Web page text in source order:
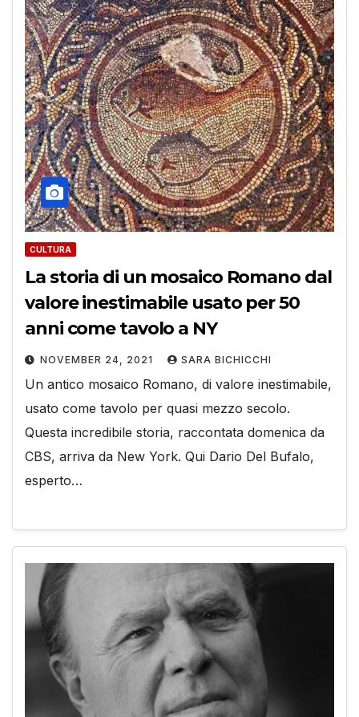
CULTURA
La storia di un mosaico Romano dal
valore inestimabile usato per 50
anni come tavolo a NY
NOVEMBER 24, 2021 SARA BICHICCHI
Un antico mosaico Romano, di valore inestimabile,
usato come tavolo per quasi mezzo secolo.
Questa incredibile storia, raccontata domenica da
CBS, arriva da New York. Qui Dario Del Bufalo,
esperto…